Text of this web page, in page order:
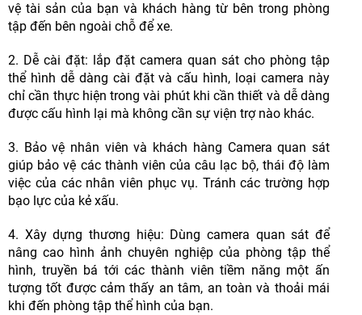
vệ tài sản của bạn và khách hàng từ bên trong phòng
tập đến bên ngoài chỗ để xe.
2. Dễ cài đặt: lắp đặt camera quan sát cho phòng tập
thể hình dễ dàng cài đặt và cấu hình, loại camera này
chỉ cần thực hiện trong vài phút khi cần thiết và dễ dàng
được cấu hình lại mà không cần sự viện trợ nào khác.
3. Bảo vệ nhân viên và khách hàng Camera quan sát
giúp bảo vệ các thành viên của câu lạc bộ, thái độ làm
việc của các nhân viên phục vụ. Tránh các trường hợp
bạo lực của kẻ xấu.
4. Xây dựng thương hiệu: Dùng camera quan sát để
nâng cao hình ảnh chuyên nghiệp của phòng tập thể
hình, truyền bá tới các thành viên tiềm năng một ấn
tượng tốt được cảm thấy an tâm, an toàn và thoải mái
khi đến phòng tập thể hình của bạn.